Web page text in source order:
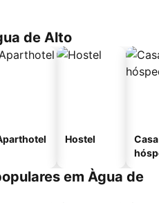
de Alto
Hostel
em Àgua de